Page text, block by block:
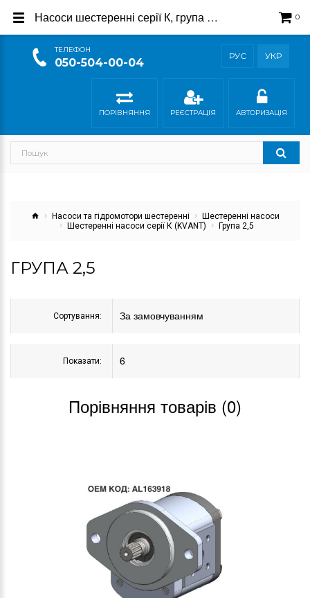
ТEЛЕФОН
050-504-00-04
РУС УКР
0
ПОРІВНЯННЯ РЕЄСТРАЦІЯ АВТОРИЗАЦІЯ
Насоси та гідромотори шестеренні
Шестеренні насоси
Шестеренні насоси серії К (KVANT)
Група 2,5
ГРУПА 2,5
Сортування:
Показати:
Порівняння товарів (0)
Насоси шестеренні серії К, група 2,5 - купити в магазині Гідросила